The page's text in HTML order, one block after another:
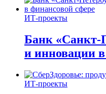
ИТ-проекты
Банк «Санкт-
и инновации
ИТ-проекты